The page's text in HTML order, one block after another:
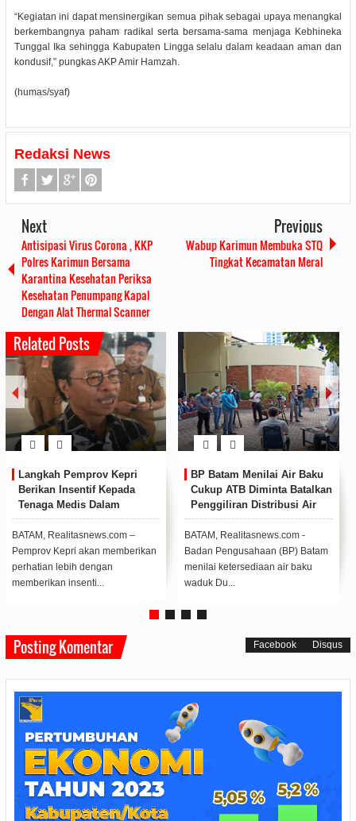
“Kegiatan ini dapat mensinergikan semua pihak sebagai upaya menangkal
berkembangnya paham radikal serta bersama-sama menjaga Kebhineka
Tunggal Ika sehingga Kabupaten Lingga selalu dalam keadaan aman dan
kondusif,” pungkas AKP Amir Hamzah.
(humas/syaf)
Redaksi News
Next
Antisipasi Virus Corona , KKP
Polres Karimun Bersama
Karantina Kesehatan Periksa
Kesehatan Penumpang Kapal
Dengan Alat Thermal Scanner
Previous
Wabup Karimun Membuka STQ
Tingkat Kecamatan Meral
Related Posts
Langkah Pemprov Kepri
Berikan Insentif Kepada
Tenaga Medis Dalam
Menangani Pasien Covid-19
Didukung DPRD Kepri
BATAM, Realitasnews.com –
Pemprov Kepri akan memberikan
perhatian lebih dengan
memberikan insenti...
BP Batam Menilai Air Baku
Cukup ATB Diminta Batalkan
Penggiliran Distribusi Air
BATAM, Realitasnews.com -
Badan Pengusahaan (BP) Batam
menilai ketersediaan air baku
waduk Du...
Posting Komentar Facebook Disqus